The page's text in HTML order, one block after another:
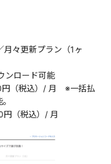
々更新プラン（1ヶ
ンロード可能
（税込）/ 月 ※一括払
税込）/ 月